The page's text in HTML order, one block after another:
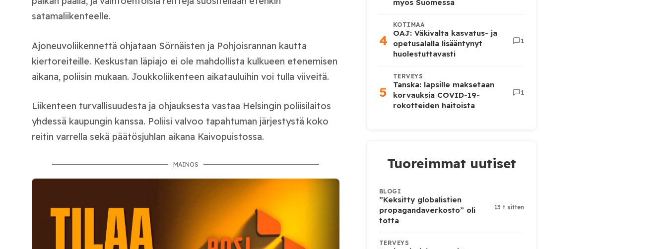
satamaliikenteelle.
Ajoneuvoliikennettä ohjataan Sörnäisten ja Pohjoisrannan kautta
kiertoreiteille. Keskustan läpiajo ei ole mahdollista kulkueen etenemisen
aikana, poliisin mukaan. Joukkoliikenteen aikatauluihin voi tulla viiveitä.
Liikenteen turvallisuudesta ja ohjauksesta vastaa Helsingin poliisilaitos
yhdessä kaupungin kanssa. Poliisi valvoo tapahtuman järjestystä koko
reitin varrella sekä päätösjuhlan aikana Kaivopuistossa.
MAINOS
myös Suomessa
4
KOTIMAA
OAJ: Väkivalta kasvatus- ja
opetusalalla lisääntynyt
huolestuttavasti
1
5
TERVEYS
Tanska: lapsille maksetaan
korvauksia COVID-19-
rokotteiden haitoista
1
Tuoreimmat uutiset
BLOGI
”Keksitty globalistien
propagandaverkosto” oli
totta
13 t sitten
TERVEYS